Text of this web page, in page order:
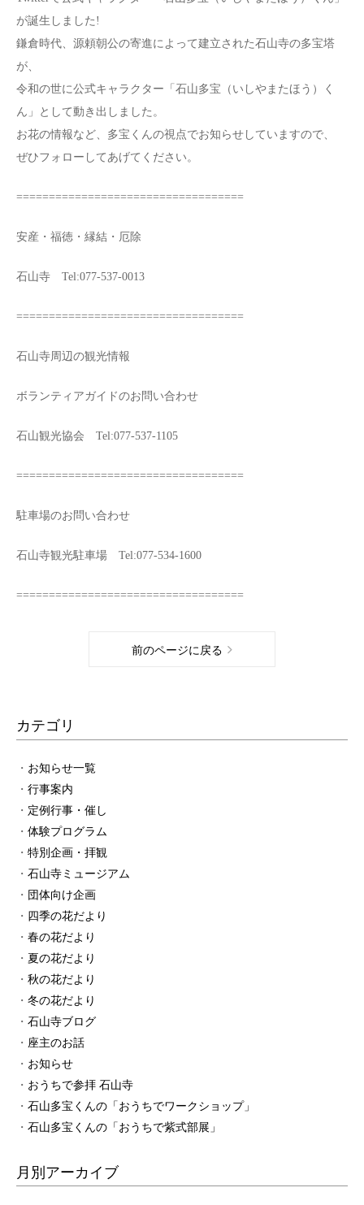
が誕生しました!
鎌倉時代、源頼朝公の寄進によって建立された石山寺の多宝塔
が、
令和の世に公式キャラクター「石山多宝（いしやまたほう）く
ん」として動き出しました。
お花の情報など、多宝くんの視点でお知らせしていますので、
ぜひフォローしてあげてください。
===================================
安産・福徳・縁結・厄除
石山寺 Tel:077-537-0013
===================================
石山寺周辺の観光情報
ボランティアガイドのお問い合わせ
石山観光協会 Tel:077-537-1105
===================================
駐車場のお問い合わせ
石山寺観光駐車場 Tel:077-534-1600
===================================
前のページに戻る
カテゴリ
お知らせ一覧
行事案内
定例行事・催し
体験プログラム
特別企画・拝観
石山寺ミュージアム
団体向け企画
四季の花だより
春の花だより
夏の花だより
秋の花だより
冬の花だより
石山寺ブログ
座主のお話
お知らせ
おうちで参拝 石山寺
石山多宝くんの「おうちでワークショップ」
石山多宝くんの「おうちで紫式部展」
月別アーカイブ